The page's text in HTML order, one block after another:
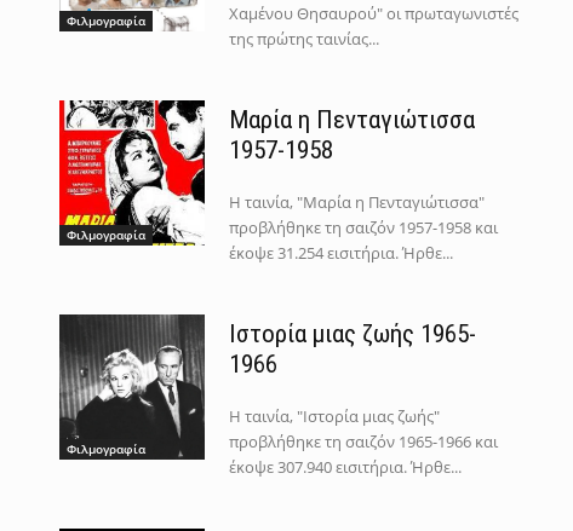
Φιλμογραφία
Χαμένου Θησαυρού" οι πρωταγωνιστές
της πρώτης ταινίας...
Φιλμογραφία
Μαρία η Πενταγιώτισσα
1957-1958
Η ταινία, "Μαρία η Πενταγιώτισσα"
προβλήθηκε τη σαιζόν 1957-1958 και
έκοψε 31.254 εισιτήρια. Ήρθε...
Φιλμογραφία
Ιστορία μιας ζωής 1965-
1966
Η ταινία, "Ιστορία μιας ζωής"
προβλήθηκε τη σαιζόν 1965-1966 και
έκοψε 307.940 εισιτήρια. Ήρθε...